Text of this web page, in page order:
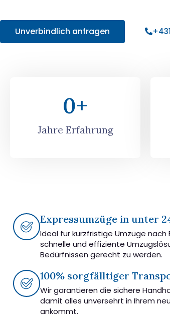
Unverbindlich anfragen
Jahre Erfahrung
0+
Expressumzüge in unter
Ideal für kurzfristige Umzüge nach
schnelle und effiziente
Bedürfnissen gerecht zu werden.
100% sorgfälltiger
Wir garantieren die sichere
damit alles unversehrt in Ihrem
ankommt.